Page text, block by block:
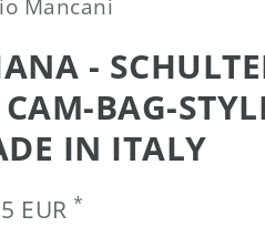
Mancani
-
BAG-
IN ITALY
EUR *